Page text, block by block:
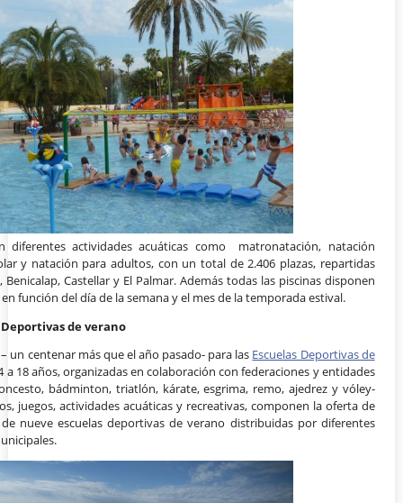
diferentes actividades acuáticas como matronatación, natación
y natación para adultos, con un total de 2.406 plazas, repartidas
Castellar y El Palmar. Además todas las piscinas disponen
función del día de la semana y el mes de la temporada estival.
Deportivas de verano
un centenar más que el año pasado- para las Escuelas Deportivas de
a 18 años, organizadas en colaboración con federaciones y entidades
bádminton, triatlón, kárate, esgrima, remo, ajedrez y vóley-
juegos, actividades acuáticas y recreativas, componen la oferta de
nueve escuelas deportivas de verano distribuidas por diferentes